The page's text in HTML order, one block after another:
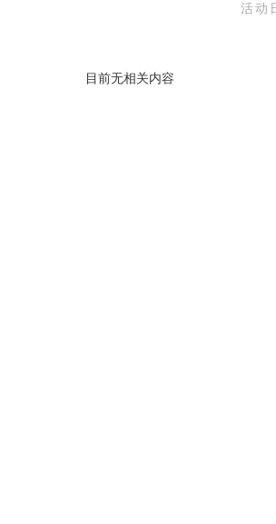
活动
目前无相关内容